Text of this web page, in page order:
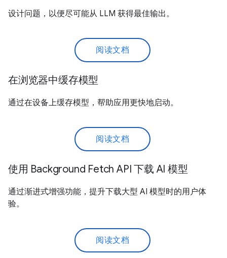
设计问题，以便尽可能从 LLM 获得最佳输出。
阅读文档
在浏览器中缓存模型
通过在设备上缓存模型，帮助应用更快地启动。
阅读文档
使用 Background Fetch API 下载 AI 模型
通过渐进式增强功能，提升下载大型 AI 模型时的用户体
验。
阅读文档